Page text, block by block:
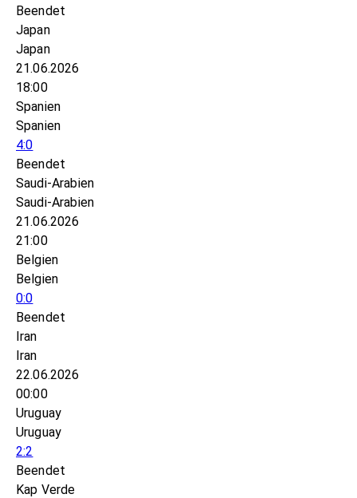
Beendet
Japan
Japan
21.06.2026
18:00
Spanien
Spanien
4:0
Beendet
Saudi-Arabien
Saudi-Arabien
21.06.2026
21:00
Belgien
Belgien
0:0
Beendet
Iran
Iran
22.06.2026
00:00
Uruguay
Uruguay
2:2
Beendet
Kap Verde